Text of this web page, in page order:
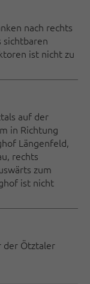
nach rechts
ist nicht zu
auf der
in Richtung
Längenfeld,
rechts
zum
ist nicht
der Ötztaler